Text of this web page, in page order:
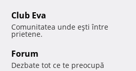
Club Eva
Comunitatea unde eşti între
prietene.
Forum
Dezbate tot ce te preocupă